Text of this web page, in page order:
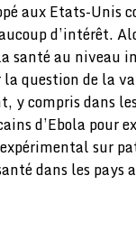
aux Etats-Unis
d’intérêt.
santé au niveau
la question de la
y compris dans
d’Ebola pour
sur
dans les pays